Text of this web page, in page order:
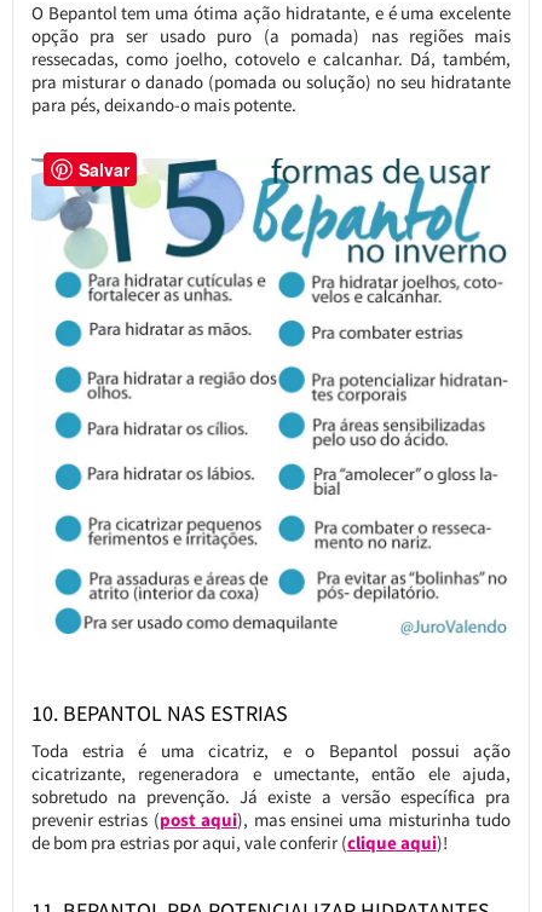
O Bepantol tem uma ótima ação hidratante, e é uma excelente
opção pra ser usado puro (a pomada) nas regiões mais
ressecadas, como joelho, cotovelo e calcanhar. Dá, também,
pra misturar o danado (pomada ou solução) no seu hidratante
para pés, deixando-o mais potente.
10. BEPANTOL NAS ESTRIAS
Toda estria é uma cicatriz, e o Bepantol possui ação
cicatrizante, regeneradora e umectante, então ele ajuda,
sobretudo na prevenção. Já existe a versão específica pra
prevenir estrias (post aqui), mas ensinei uma misturinha tudo
de bom pra estrias por aqui, vale conferir (clique aqui)!
Salvar